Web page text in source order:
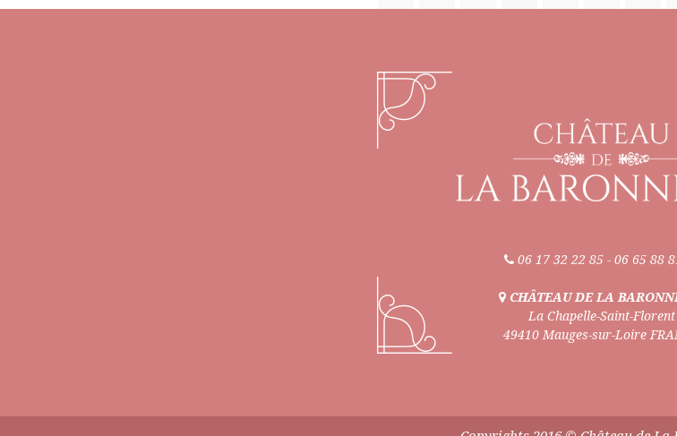
06 17 32 22 85- 06 65 88
CHÂTEAU DE LA
La Chapelle-Saint-Florent
49410 Mauges-sur-Loire